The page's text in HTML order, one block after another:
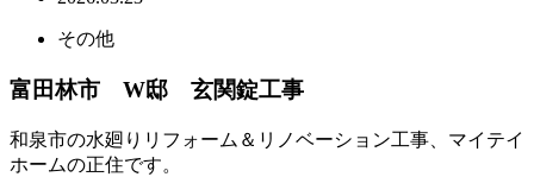
その他
富田林市 W邸 玄関錠工事
和泉市の水廻りリフォーム＆リノベーション工事、マイテイ
ホームの正住です。